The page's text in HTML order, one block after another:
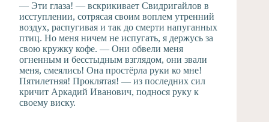
— Эти глаза! — вскрикивает Свидригайлов в
исступлении, сотрясая своим воплем утренний
воздух, распугивая и так до смерти напуганных
птиц. Но меня ничем не испугать, я держусь за
свою кружку кофе. — Они обвели меня
огненным и бесстыдным взглядом, они звали
меня, смеялись! Она простёрла руки ко мне!
Пятилетняя! Проклятая! — из последних сил
кричит Аркадий Иванович, поднося руку к
своему виску.